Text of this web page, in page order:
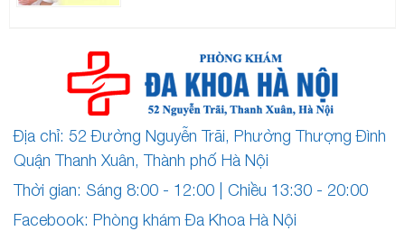
Địa chỉ: 52 Đường Nguyễn Trãi, Phường Thượng Đình
Quận Thanh Xuân, Thành phố Hà Nội
Thời gian: Sáng 8:00 - 12:00 | Chiều 13:30 - 20:00
Facebook: Phòng khám Đa Khoa Hà Nội